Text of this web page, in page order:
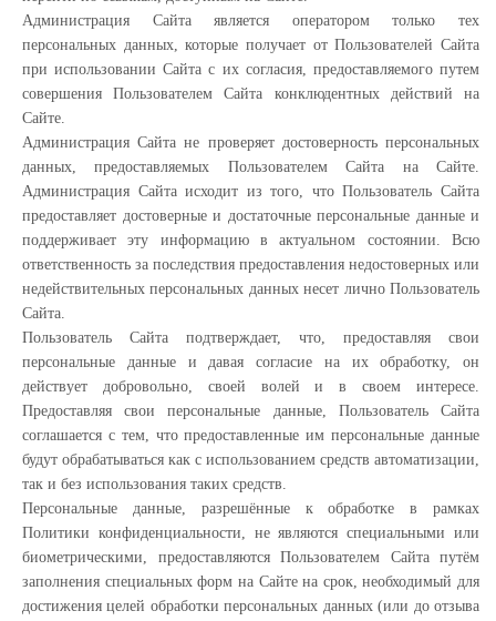
Администрация Сайта является оператором только тех
персональных данных, которые получает от Пользователей Сайта
при использовании Сайта с их согласия, предоставляемого путем
совершения Пользователем Сайта конклюдентных действий на
Сайте.
Администрация Сайта не проверяет достоверность персональных
данных, предоставляемых Пользователем Сайта на Сайте.
Администрация Сайта исходит из того, что Пользователь Сайта
предоставляет достоверные и достаточные персональные данные и
поддерживает эту информацию в актуальном состоянии. Всю
ответственность за последствия предоставления недостоверных или
недействительных персональных данных несет лично Пользователь
Сайта.
Пользователь Сайта подтверждает, что, предоставляя свои
персональные данные и давая согласие на их обработку, он
действует добровольно, своей волей и в своем интересе.
Предоставляя свои персональные данные, Пользователь Сайта
соглашается с тем, что предоставленные им персональные данные
будут обрабатываться как с использованием средств автоматизации,
так и без использования таких средств.
Персональные данные, разрешённые к обработке в рамках
Политики конфиденциальности, не являются специальными или
биометрическими, предоставляются Пользователем Сайта путём
заполнения специальных форм на Сайте на срок, необходимый для
достижения целей обработки персональных данных (или до отзыва